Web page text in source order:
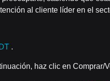
al cliente líder en el
.
haz clic en Comprar/